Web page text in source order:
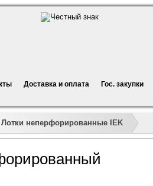
Доставка и оплата Гос. закупки
»»
Лотки неперфорированные IEK